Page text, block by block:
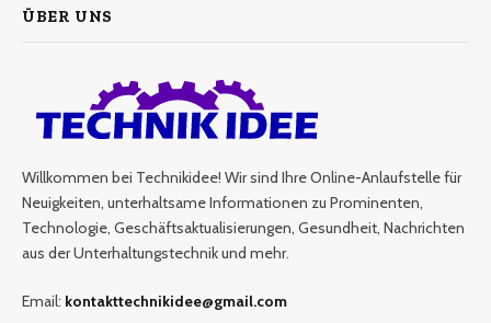
ÜBER UNS
Willkommen bei Technikidee! Wir sind Ihre Online-Anlaufstelle für
Neuigkeiten, unterhaltsame Informationen zu Prominenten,
Technologie, Geschäftsaktualisierungen, Gesundheit, Nachrichten
aus der Unterhaltungstechnik und mehr.
Email: kontakttechnikidee@gmail.com